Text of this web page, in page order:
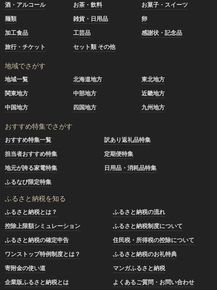
酒・アルコール
お茶・飲料
お菓子・スイーツ
麺類
雑貨・日用品
卵
加工食品
工芸品
感謝状・記念品
旅行・チケット
セット類 その他
地域でさがす
地域一覧 北海道地方
東北地方
関東地方
中部地方
近畿地方
中国地方
四国地方 九州地方
おすすめ特集でさがす
おすすめ特集一覧
訳あり返礼品特集
担当者おすすめ特集
定期便特集
地元が誇る家電特集
日用品・消耗品特集
ふるなび限定特集
ふるさと納税を知る
ふるさと納税とは？
ふるさと納税の流れ
控除上限額シミュレーション
ふるさと納税制度について
ふるさと納税の確定申告
住民税・所得税の控除について
ワンストップ特例制度とは？
ふるさと納税のお礼特典
寄附金の使い道
マンガふるさと納税
企業版ふるさと納税とは
よくあるご質問・お問い合わせ